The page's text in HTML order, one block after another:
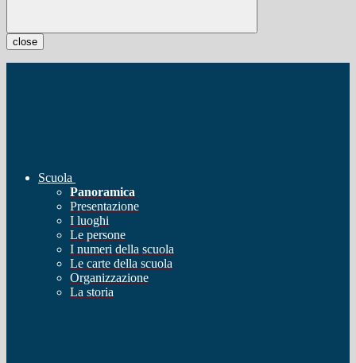
close
Scuola
Panoramica
Presentazione
I luoghi
Le persone
I numeri della scuola
Le carte della scuola
Organizzazione
La storia